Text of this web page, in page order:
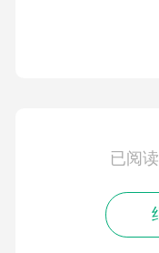
已阅